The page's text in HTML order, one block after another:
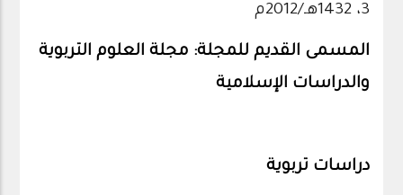
3، 1432هـ/2012م
المسمى القديم للمجلة: مجلة العلوم التربوية
والدراسات الإسلامية
دراسات تربوية